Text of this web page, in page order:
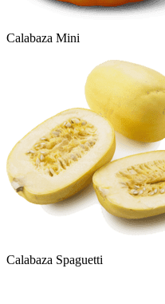
Calabaza Mini
Calabaza Spaguetti